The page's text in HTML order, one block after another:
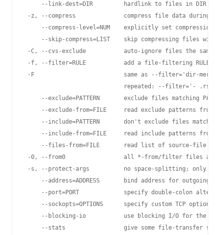
--link-dest=DIR         hardlink to files in DIR
-z, --compress              compress file data during
--compress-level=NUM    explicitly set compression
--skip-compress=LIST    skip compressing files with
-C, --cvs-exclude           auto-ignore files the same
-f, --filter=RULE           add a file-filtering RULE
-F                          same as --filter='dir-merge
repeated: --filter='-
--exclude=PATTERN       exclude files matching
--exclude-from=FILE     read exclude patterns from
--include=PATTERN       don't exclude files
--include-from=FILE     read include patterns from
--files-from=FILE       read list of source-file
-0, --from0                 all *-from/filter files are
-s, --protect-args          no space-splitting; only
--address=ADDRESS       bind address for outgoing
--port=PORT             specify double-colon
     --sockopts=OPTIONS      specify custom TCP options
--blocking-io           use blocking I/O for the
--stats                 give some file-transfer